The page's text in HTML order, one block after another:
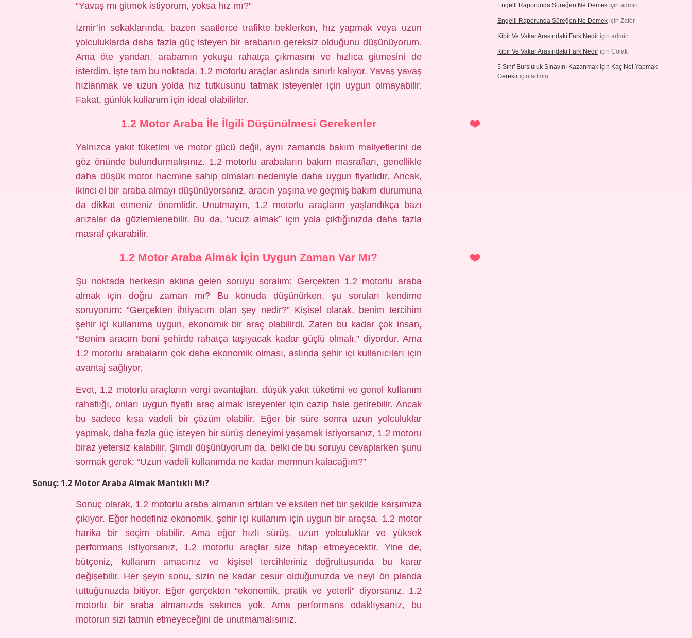
“Yavaş mı gitmek istiyorum, yoksa hız mı?”
İzmir’in sokaklarında, bazen saatlerce trafikte beklerken, hız yapmak veya uzun
yolculuklarda daha fazla güç isteyen bir arabanın gereksiz olduğunu düşünüyorum.
Ama öte yandan, arabamın yokuşu rahatça çıkmasını ve hızlıca gitmesini de
isterdim. İşte tam bu noktada, 1.2 motorlu araçlar aslında sınırlı kalıyor. Yavaş yavaş
hızlanmak ve uzun yolda hız tutkusunu tatmak isteyenler için uygun olmayabilir.
Fakat, günlük kullanım için ideal olabilirler.
1.2 Motor Araba İle İlgili Düşünülmesi Gerekenler
Yalnızca yakıt tüketimi ve motor gücü değil, aynı zamanda bakım maliyetlerini de
göz önünde bulundurmalısınız. 1.2 motorlu arabaların bakım masrafları, genellikle
daha düşük motor hacmine sahip olmaları nedeniyle daha uygun fiyatlıdır. Ancak,
ikinci el bir araba almayı düşünüyorsanız, aracın yaşına ve geçmiş bakım durumuna
da dikkat etmeniz önemlidir. Unutmayın, 1.2 motorlu araçların yaşlandıkça bazı
arızalar da gözlemlenebilir. Bu da, “ucuz almak” için yola çıktığınızda daha fazla
masraf çıkarabilir.
1.2 Motor Araba Almak İçin Uygun Zaman Var Mı?
Şu noktada herkesin aklına gelen soruyu soralım: Gerçekten 1.2 motorlu araba
almak için doğru zaman mı? Bu konuda düşünürken, şu soruları kendime
soruyorum: “Gerçekten ihtiyacım olan şey nedir?” Kişisel olarak, benim tercihim
şehir içi kullanıma uygun, ekonomik bir araç olabilirdi. Zaten bu kadar çok insan,
“Benim aracım beni şehirde rahatça taşıyacak kadar güçlü olmalı,” diyordur. Ama
1.2 motorlu arabaların çok daha ekonomik olması, aslında şehir içi kullanıcıları için
avantaj sağlıyor.
Evet, 1.2 motorlu araçların vergi avantajları, düşük yakıt tüketimi ve genel kullanım
rahatlığı, onları uygun fiyatlı araç almak isteyenler için cazip hale getirebilir. Ancak
bu sadece kısa vadeli bir çözüm olabilir. Eğer bir süre sonra uzun yolculuklar
yapmak, daha fazla güç isteyen bir sürüş deneyimi yaşamak istiyorsanız, 1.2 motoru
biraz yetersiz kalabilir. Şimdi düşünüyorum da, belki de bu soruyu cevaplarken şunu
sormak gerek: “Uzun vadeli kullanımda ne kadar memnun kalacağım?”
Sonuç: 1.2 Motor Araba Almak Mantıklı Mı?
Sonuç olarak, 1.2 motorlu araba almanın artıları ve eksileri net bir şekilde karşımıza
çıkıyor. Eğer hedefiniz ekonomik, şehir içi kullanım için uygun bir araçsa, 1.2 motor
harika bir seçim olabilir. Ama eğer hızlı sürüş, uzun yolculuklar ve yüksek
performans istiyorsanız, 1.2 motorlu araçlar size hitap etmeyecektir. Yine de,
bütçeniz, kullanım amacınız ve kişisel tercihleriniz doğrultusunda bu karar
değişebilir. Her şeyin sonu, sizin ne kadar cesur olduğunuzda ve neyi ön planda
tuttuğunuzda bitiyor. Eğer gerçekten “ekonomik, pratik ve yeterli” diyorsanız, 1.2
motorlu bir araba almanızda sakınca yok. Ama performans odaklıysanız, bu
motorun sizi tatmin etmeyeceğini de unutmamalısınız.
Engelli Raporunda Süreğen Ne Demekiçin admin
Engelli Raporunda Süreğen Ne Demekiçin Zafer
Kibir Ve Vakar Arasındaki Fark Nediriçin admin
Kibir Ve Vakar Arasındaki Fark Nediriçin Çolak
5 Sınıf Bursluluk Sınavını Kazanmak Için Kaç Net Yapmak
Gerekiriçin admin